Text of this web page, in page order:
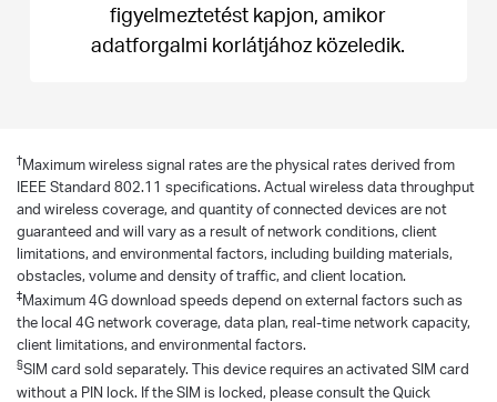
figyelmeztetést kapjon, amikor
adatforgalmi korlátjához közeledik.
†Maximum wireless signal rates are the physical rates derived from
IEEE Standard 802.11 specifications. Actual wireless data throughput
and wireless coverage, and quantity of connected devices are not
guaranteed and will vary as a result of network conditions, client
limitations, and environmental factors, including building materials,
obstacles, volume and density of traffic, and client location.
‡Maximum 4G download speeds depend on external factors such as
the local 4G network coverage, data plan, real-time network capacity,
client limitations, and environmental factors.
§SIM card sold separately. This device requires an activated SIM card
without a PIN lock. If the SIM is locked, please consult the Quick